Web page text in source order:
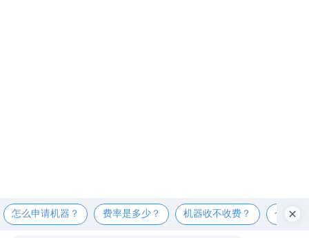
怎么申请机器？ 费率是多少？ 机器收不收费？ 个人可